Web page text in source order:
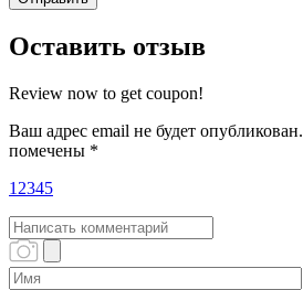
Оставить отзыв
Review now to get coupon!
Ваш адрес email не будет опубликован.
помечены *
1 2345